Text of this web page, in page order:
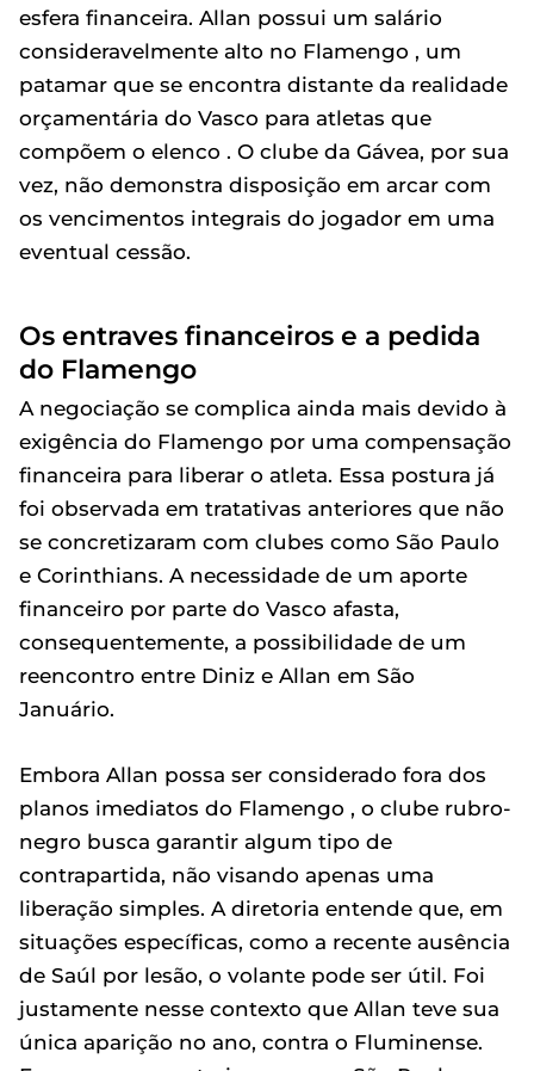
esfera financeira. Allan possui um salário
consideravelmente alto no Flamengo , um
patamar que se encontra distante da realidade
orçamentária do Vasco para atletas que
compõem o elenco . O clube da Gávea, por sua
vez, não demonstra disposição em arcar com
os vencimentos integrais do jogador em uma
eventual cessão.
Os entraves financeiros e a pedida
do Flamengo
A negociação se complica ainda mais devido à
exigência do Flamengo por uma compensação
financeira para liberar o atleta. Essa postura já
foi observada em tratativas anteriores que não
se concretizaram com clubes como São Paulo
e Corinthians. A necessidade de um aporte
financeiro por parte do Vasco afasta,
consequentemente, a possibilidade de um
reencontro entre Diniz e Allan em São
Januário.
Embora Allan possa ser considerado fora dos
planos imediatos do Flamengo , o clube rubro-
negro busca garantir algum tipo de
contrapartida, não visando apenas uma
liberação simples. A diretoria entende que, em
situações específicas, como a recente ausência
de Saúl por lesão, o volante pode ser útil. Foi
justamente nesse contexto que Allan teve sua
única aparição no ano, contra o Fluminense.